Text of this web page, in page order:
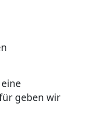
geben wir